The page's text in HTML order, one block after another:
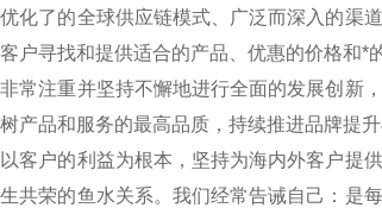
化了的全球供应链模式、广泛而深入的渠
户寻找和提供适合的产品、优惠的价格和*
常注重并坚持不懈地进行全面的发展创新
产品和服务的最高品质，持续推进品牌提升
客户的利益为根本，坚持为海内外客户提
共荣的鱼水关系。我们经常告诫自己：是